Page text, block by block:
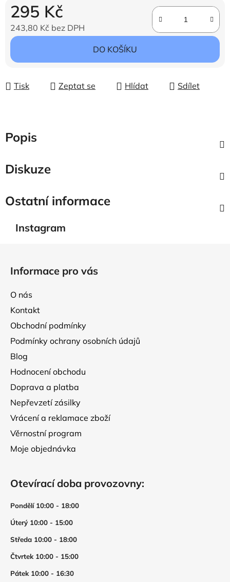
295 Kč
243,80 Kč bez DPH
Měrná cena:
DO KOŠÍKU
Tisk Zeptat se Hlídat Sdílet
Popis
Diskuze
Ostatní informace
Instagram
Informace pro vás
O nás
Kontakt
Obchodní podmínky
Podmínky ochrany osobních údajů
Blog
Hodnocení obchodu
Doprava a platba
Nepřevzetí zásilky
Vrácení a reklamace zboží
Věrnostní program
Moje objednávka
Otevírací doba provozovny:
Pondělí 10:00 - 18:00
Úterý 10:00 - 15:00
Středa 10:00 - 18:00
Čtvrtek 10:00 - 15:00
Pátek 10:00 - 16:30